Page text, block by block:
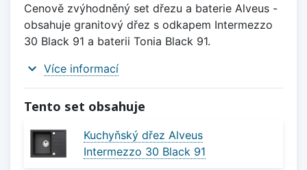
Cenově zvýhodněný set dřezu a baterie Alveus -
obsahuje granitový dřez s odkapem Intermezzo
30 Black 91 a baterii Tonia Black 91.
expand_more Více informací
Tento set obsahuje
Kuchyňský dřez Alveus
Intermezzo 30 Black 91